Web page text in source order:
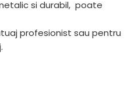
si durabil, poate
profesionist sau pentru